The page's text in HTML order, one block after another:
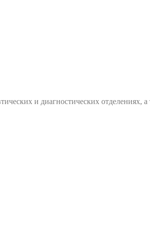
и диагностических отделениях, а